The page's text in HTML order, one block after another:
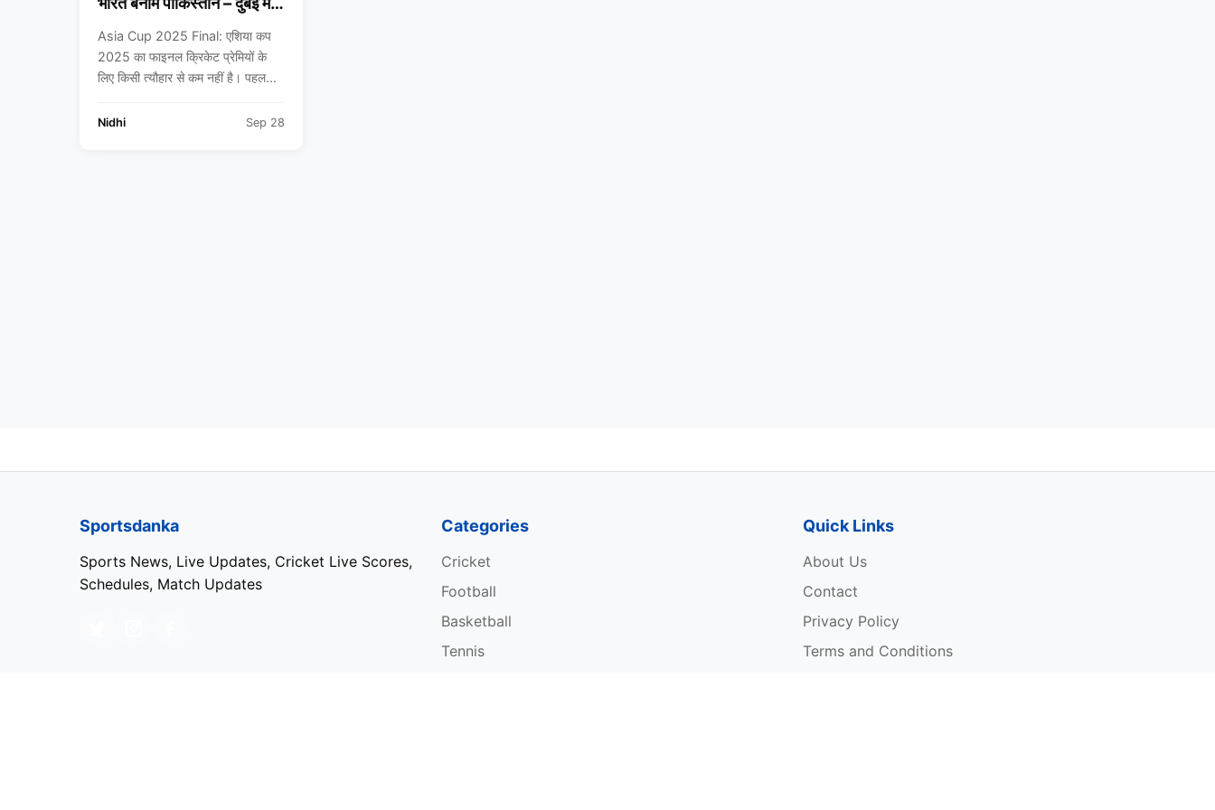
इतिहास रचने को तैयार सबसे बड़ा
मुकाबला
Asia Cup 2025 Final: एशिया कप
2025 का फाइनल क्रिकेट प्रेमियों के
लिए किसी त्यौहार से कम नहीं है। पहल...
Nidhi Sep 28
Sportsdanka
Sports News, Live Updates, Cricket Live Scores,
Schedules, Match Updates
Categories
Cricket
Football
Basketball
Tennis
Quick Links
About Us
Contact
Privacy Policy
Terms and Conditions